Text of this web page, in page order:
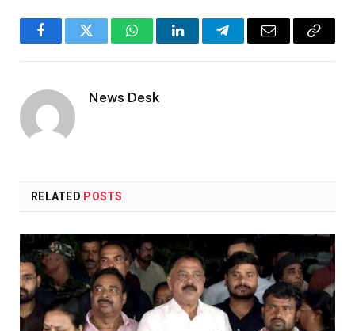
FacebookTwitter WhatsAppLinkedInTelegramEmail
Copy
News Desk
RELATED POSTS